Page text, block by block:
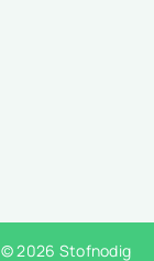
© 2026 Stofnodig